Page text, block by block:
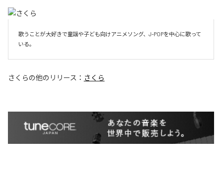
歌うことが大好きで童謡や子ども向けアニメソング、J-POPを中心に歌って
いる。
さくらの他のリリース： さくら